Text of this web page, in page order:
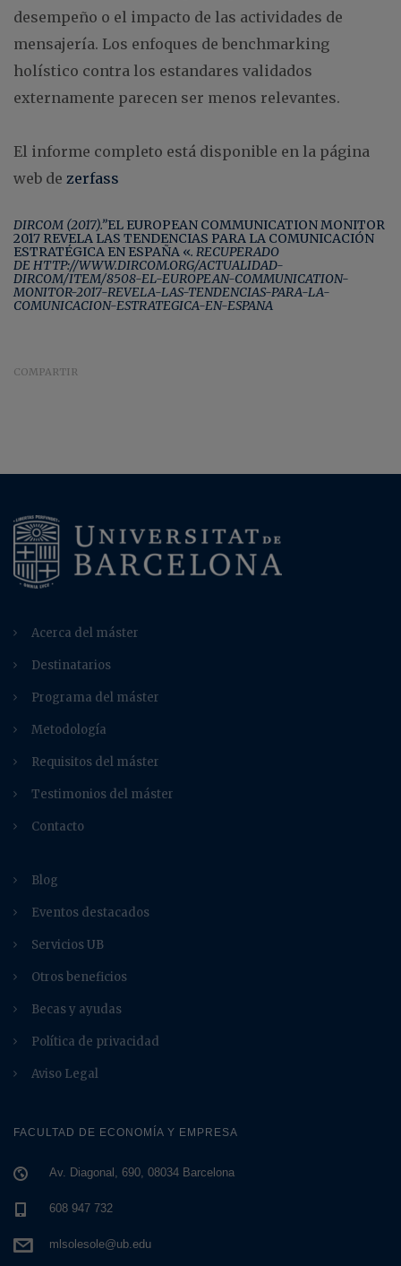
desempeño o el impacto de las actividades de
mensajería. Los enfoques de benchmarking
holístico contra los estandares validados
externamente parecen ser menos relevantes.
El informe completo está disponible en la página
web de zerfass
DIRCOM (2017).”EL EUROPEAN COMMUNICATION MONITOR
2017 REVELA LAS TENDENCIAS PARA LA COMUNICACIÓN
ESTRATÉGICA EN ESPAÑA «. RECUPERADO
DE HTTP://WWW.DIRCOM.ORG/ACTUALIDAD-
DIRCOM/ITEM/8508-EL-EUROPEAN-COMMUNICATION-
MONITOR-2017-REVELA-LAS-TENDENCIAS-PARA-LA-
COMUNICACION-ESTRATEGICA-EN-ESPANA
COMPARTIR
Acerca del máster
Destinatarios
Programa del máster
Metodología
Requisitos del máster
Testimonios del máster
Contacto
Blog
Eventos destacados
Servicios UB
Otros beneficios
Becas y ayudas
Política de privacidad
Aviso Legal
FACULTAD DE ECONOMÍA Y EMPRESA
Av. Diagonal, 690, 08034 Barcelona
608 947 732
mlsolesole@ub.edu